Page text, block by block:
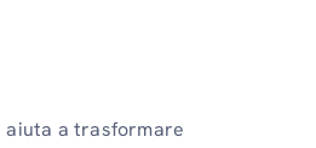
a trasformare